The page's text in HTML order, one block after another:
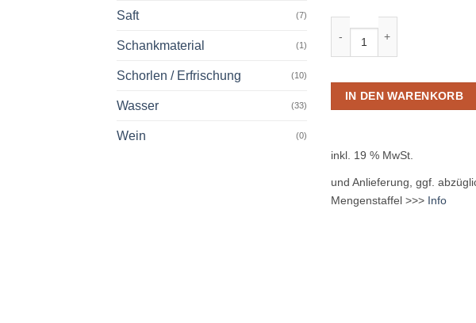
Saft (7)
Schankmaterial (1)
Schorlen / Erfrischung (10)
Wasser (33)
Wein (0)
IN DEN WARENKORB
inkl. 19 % MwSt.
und Anlieferung, ggf.
Mengenstaffel >>> Info